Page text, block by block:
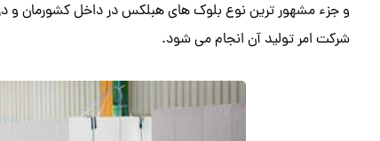
و جزء مشهور ترین نوع بلوک های هبلکس در داخل کشورمان و
شرکت امر تولید آن انجام می شود.